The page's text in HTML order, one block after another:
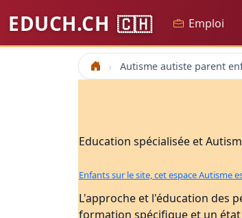
EDUCH.CH 🇨🇭 Emploi
Accueil
Education spécialisée et
Enfants sur le site, cet espace Autisme
L'approche et l'éducation des
formation spécifique et un